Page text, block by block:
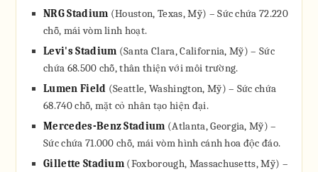
NRG Stadium (Houston, Texas, Mỹ) – Sức chứa 72.220
chỗ, mái vòm linh hoạt.
Levi's Stadium (Santa Clara, California, Mỹ) – Sức
chứa 68.500 chỗ, thân thiện với môi trường.
Lumen Field (Seattle, Washington, Mỹ) – Sức chứa
68.740 chỗ, mặt cỏ nhân tạo hiện đại.
Mercedes-Benz Stadium (Atlanta, Georgia, Mỹ) –
Sức chứa 71.000 chỗ, mái vòm hình cánh hoa độc đáo.
Gillette Stadium (Foxborough, Massachusetts, Mỹ) –